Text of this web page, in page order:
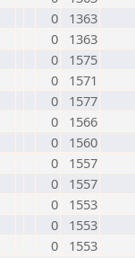
0
1363
0
1363
0
1575
0
1571
0
1577
0
1566
0
1560
0
1557
0
1557
0
1553
0
1553
0 1553